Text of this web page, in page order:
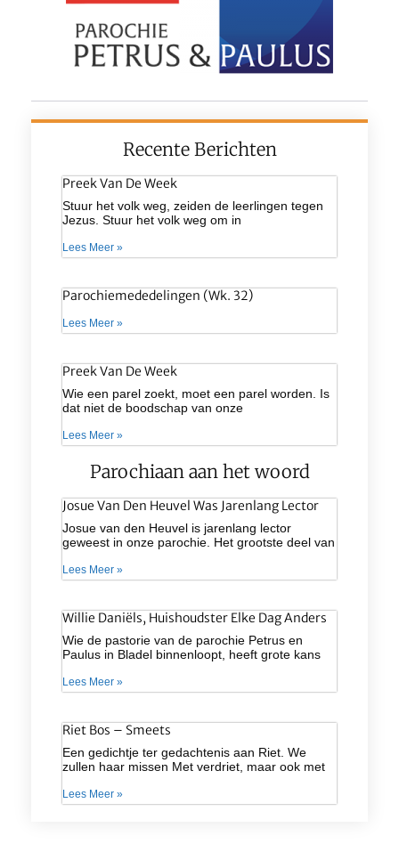
Recente Berichten
Preek Van De Week
Stuur het volk weg, zeiden de leerlingen tegen
Jezus. Stuur het volk weg om in
Lees Meer »
Parochiemededelingen (wk. 32)
Lees Meer »
Preek Van De Week
Wie een parel zoekt, moet een parel worden. Is
dat niet de boodschap van onze
Lees Meer »
Parochiaan aan het woord
Josue Van Den Heuvel Was Jarenlang Lector
Josue van den Heuvel is jarenlang lector
geweest in onze parochie. Het grootste deel van
Lees Meer »
Willie Daniëls, Huishoudster Elke Dag Anders
Wie de pastorie van de parochie Petrus en
Paulus in Bladel binnenloopt, heeft grote kans
Lees Meer »
Riet Bos – Smeets
Een gedichtje ter gedachtenis aan Riet. We
zullen haar missen Met verdriet, maar ook met
Lees Meer »